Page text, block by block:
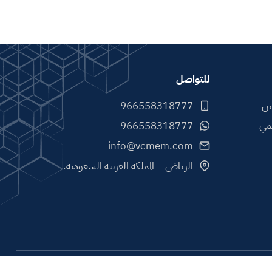
للتواصل
info@vcmem.com
الرياض – المملكة العربية السعودية.